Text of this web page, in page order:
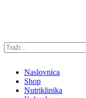
Naslovnica
Shop
Nutriklinika